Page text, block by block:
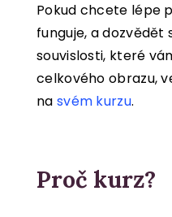
Pokud chcete lépe
funguje, a dozvědět
souvislosti, které
celkového obrazu,
na svém kurzu.
Proč kurz?